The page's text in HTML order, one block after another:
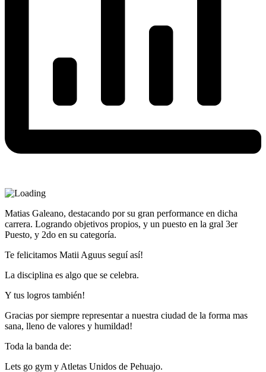
Matias Galeano, destacando por su gran performance en dicha
carrera. Logrando objetivos propios, y un puesto en la gral 3er
Puesto, y 2do en su categoría.
Te felicitamos Matii Aguus seguí así!
La disciplina es algo que se celebra.
Y tus logros también!
Gracias por siempre representar a nuestra ciudad de la forma mas
sana, lleno de valores y humildad!
Toda la banda de:
Lets go gym y Atletas Unidos de Pehuajo.